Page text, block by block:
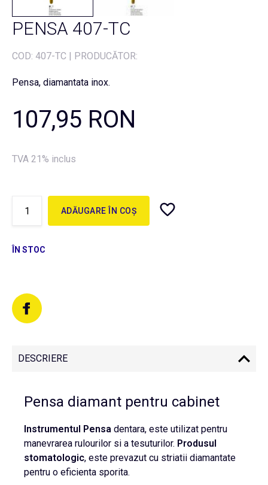
PENSA 407-TC
COD: 407-TC | PRODUCĂTOR:
Pensa, diamantata inox.
107,95 RON
TVA 21% inclus
ADĂUGARE ÎN COȘ
ÎN STOC
DESCRIERE
Pensa diamant pentru cabinet
Instrumentul Pensa dentara, este utilizat pentru
manevrarea rulourilor si a tesuturilor. Produsul
stomatologic, este prevazut cu striatii diamantate
pentru o eficienta sporita.